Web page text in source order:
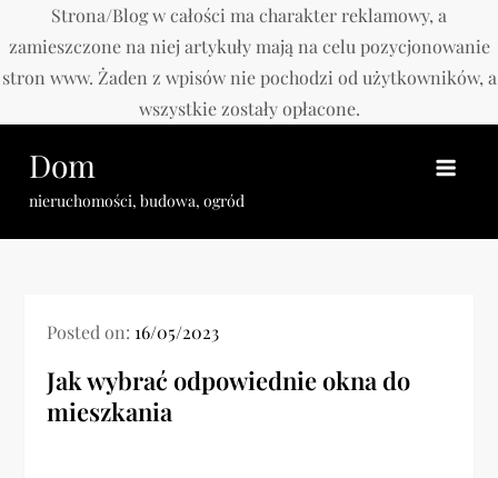
Strona/Blog w całości ma charakter reklamowy, a
zamieszczone na niej artykuły mają na celu pozycjonowanie
stron www. Żaden z wpisów nie pochodzi od użytkowników, a
wszystkie zostały opłacone.
content
Dom
nieruchomości, budowa, ogród
Posted on: 16/05/2023
Jak wybrać odpowiednie okna do
mieszkania